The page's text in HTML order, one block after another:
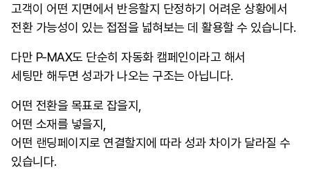
고객이 어떤 지면에서 반응할지 단정하기 어려운 상황에서
전환 가능성이 있는 접점을 넓혀보는 데 활용할 수 있습니다.
다만 P-MAX도 단순히 자동화 캠페인이라고 해서
세팅만 해두면 성과가 나오는 구조는 아닙니다.
어떤 전환을 목표로 잡을지,
어떤 소재를 넣을지,
어떤 랜딩페이지로 연결할지에 따라 성과 차이가 달라질 수
있습니다.